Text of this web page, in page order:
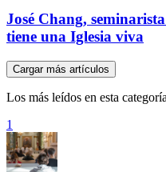
José Chang,
tiene una Iglesia viva
Cargar más artículos
Los más leídos en esta
1